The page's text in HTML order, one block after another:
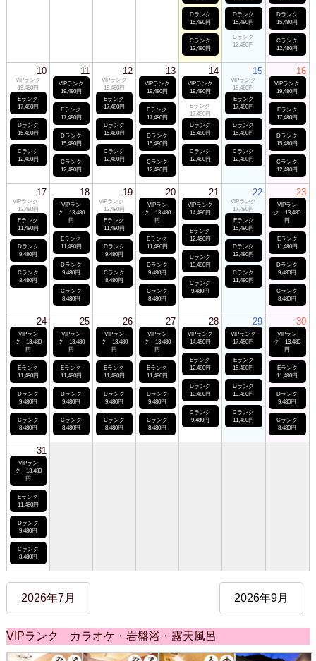
Dランク
15,480円
Cランク
12,480円
Dランク
15,480円
Cランク
12,480円
Dランク
15,480円
Cランク
12,480円
10
VIPランク
19,480円
Eランク
17,480円
Dランク
15,480円
Cランク
12,480円
11
VIPランク
19,480円
Eランク
17,480円
Dランク
15,480円
Cランク
12,480円
12
VIPランク
19,480円
Eランク
17,480円
Dランク
15,480円
Cランク
12,480円
13
VIPランク
19,480円
Eランク
17,480円
Dランク
15,480円
Cランク
12,480円
14
VIPランク
19,480円
Eランク
17,480円
Dランク
15,480円
Cランク
12,480円
15
VIPランク
19,480円
Eランク
17,480円
Dランク
15,480円
Cランク
12,480円
16
VIPランク
19,480円
Eランク
17,480円
Dランク
15,480円
Cランク
12,480円
17
VIPランク
13,480円
Eランク
11,480円
Dランク
9,480円
Cランク
8,480円
18
VIPラン
ク 13,480
円
Eランク
11,480円
Dランク
9,480円
Cランク
8,480円
19
VIPランク
13,480円
Eランク
11,480円
Dランク
9,480円
Cランク
8,480円
20
VIPラン
ク 13,480
円
Eランク
11,480円
Dランク
9,480円
Cランク
8,480円
21
VIPランク
14,480円
Eランク
12,480円
Dランク
10,480円
Cランク
9,480円
22
VIPランク
17,480円
Eランク
15,480円
Dランク
13,480円
Cランク
11,480円
23
VIPラン
ク 13,480
円
Eランク
11,480円
Dランク
9,480円
Cランク
8,480円
24
VIPラン
ク 13,480
円
Eランク
11,480円
Dランク
9,480円
Cランク
8,480円
25
VIPラン
ク 13,480
円
Eランク
11,480円
Dランク
9,480円
Cランク
8,480円
26
VIPラン
ク 13,480
円
Eランク
11,480円
Dランク
9,480円
Cランク
8,480円
27
VIPラン
ク 13,480
円
Eランク
11,480円
Dランク
9,480円
Cランク
8,480円
28
VIPランク
14,480円
Eランク
12,480円
Dランク
10,480円
Cランク
9,480円
29
VIPランク
17,480円
Eランク
15,480円
Dランク
13,480円
Cランク
11,480円
30
VIPラン
ク 13,480
円
Eランク
11,480円
Dランク
9,480円
Cランク
8,480円
31
VIPラン
ク 13,480
円
Eランク
11,480円
Dランク
9,480円
Cランク
8,480円
2026年7月 2026年9月
VIPランク カラオケ・岩盤浴・露天風呂